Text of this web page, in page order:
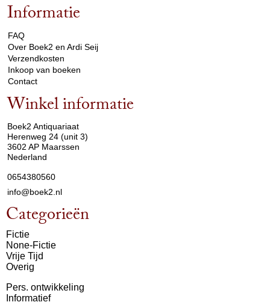
Informatie
FAQ
Over Boek2 en Ardi Seij
Verzendkosten
Inkoop van boeken
Contact
Winkel informatie
Boek2 Antiquariaat
Herenweg 24 (unit 3)
3602 AP Maarssen
Nederland
0654380560
info@boek2.nl
Categorieën
Fictie
None-Fictie
Vrije Tijd
Overig
Pers. ontwikkeling
Informatief